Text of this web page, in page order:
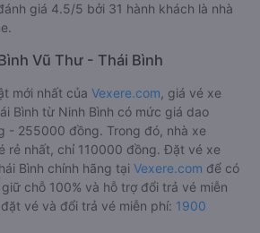
giá 4.5/5 bởi 31 hành khách là nhà
Vũ Thư - Thái Bình
mới nhất của Vexere.com , giá vé xe
Bình từ Ninh Bình có mức giá dao
- 255000 đồng. Trong đó, nhà xe
rẻ nhất, chỉ 110000 đồng. Đặt vé xe
Bình chính hãng tại Vexere.com để có
chỗ 100% và hỗ trợ đổi trả vé miễn
vé và đổi trả vé miễn phí: 1900